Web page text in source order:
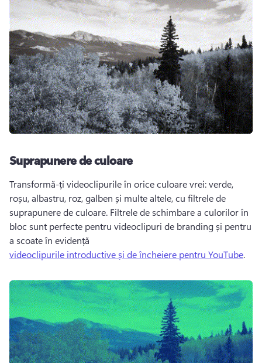
Suprapunere de culoare
Transformă-ți videoclipurile în orice culoare vrei: verde,
roșu, albastru, roz, galben și multe altele, cu filtrele de
suprapunere de culoare. Filtrele de schimbare a culorilor în
bloc sunt perfecte pentru videoclipuri de branding și pentru
a scoate în evidență
videoclipurile introductive și de încheiere pentru YouTube.